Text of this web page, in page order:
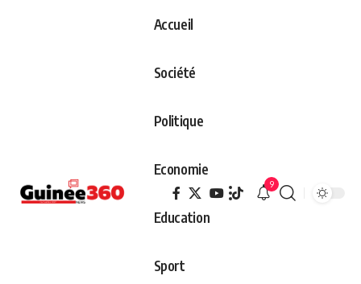
Accueil
Société
Politique
Economie
Education
Sport
9